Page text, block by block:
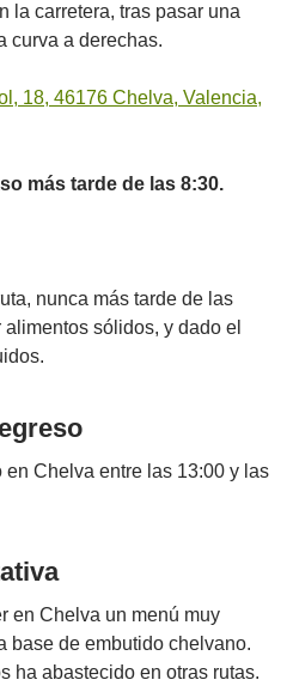
la carretera, tras pasar una
curva a derechas.
más tarde de las 8:30.
nunca más tarde de las
sólidos, y dado el
en Chelva entre las 13:00 y las
en Chelva un menú muy
base de embutido chelvano.
ha abastecido en otras rutas.